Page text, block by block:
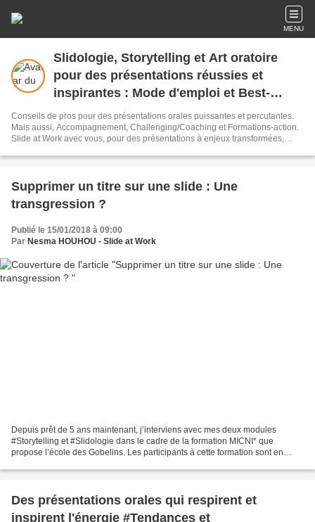
MENU
Slidologie, Storytelling et Art oratoire
pour des présentations réussies et
inspirantes : Mode d'emploi et Best-
Practices
Conseils de pros pour des présentations orales puissantes et percutantes.
Mais aussi, Accompagnement, Challenging/Coaching et Formations-action.
Slide at Work avec vous, pour des présentations à enjeux transformées,
(Construction-Structuration-Articulation) Organisme de formation certifié
Supprimer un titre sur une slide : Une
transgression ?
Publié le 15/01/2018 à 09:00
Par Nesma HOUHOU - Slide at Work
Depuis prêt de 5 ans maintenant, j’interviens avec mes deux modules
#Storytelling et #Slidologie dans le cadre de la formation MICNI* que
propose l’école des Gobelins. Les participants à cette formation sont en
Des présentations orales qui respirent et
inspirent l'énergie #Tendances et